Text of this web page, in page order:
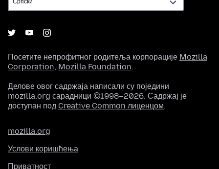
Посетите непрофитног родитеља корпорације Mozilla
Corporation, Mozilla Foundation.
Делове овог садржаја написали су поједини
mozilla.org сарадници ©1998–2026. Садржај је
доступан под Creative Common лиценцом.
mozilla.org
Услови коришћења
Приватност